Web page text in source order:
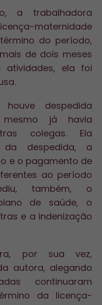
a trabalhadora
maternidade
do período,
de dois meses
atividades, ela foi
despedida
já havia
colegas. Ela
da despedida, a
e o pagamento de
ao período
também, o
de saúde, o
e a indenização
por sua vez,
autora, alegando
continuaram
da licença-